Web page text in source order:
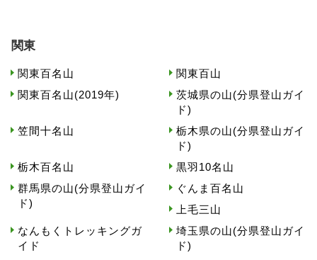
関東
関東百名山
関東百山
関東百名山(2019年)
茨城県の山(分県登山ガイ
ド)
笠間十名山
栃木県の山(分県登山ガイ
ド)
栃木百名山
黒羽10名山
群馬県の山(分県登山ガイ
ド)
ぐんま百名山
上毛三山
なんもくトレッキングガ
イド
埼玉県の山(分県登山ガイ
ド)